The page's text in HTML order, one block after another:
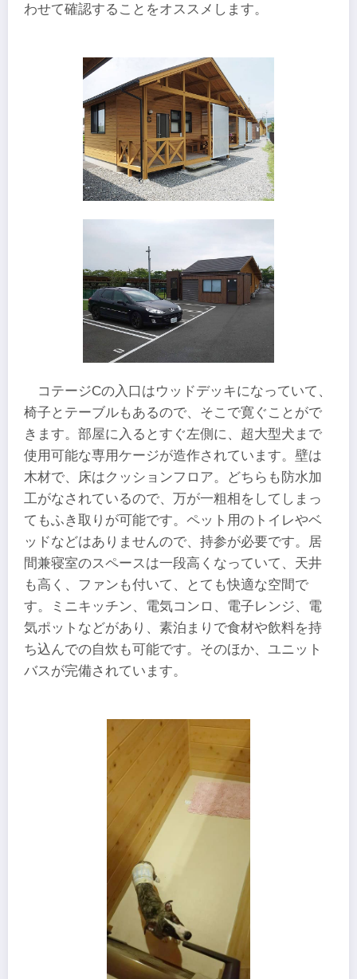
わせて確認することをオススメします。
コテージCの入口はウッドデッキになっていて、
椅子とテーブルもあるので、そこで寛ぐことがで
きます。部屋に入るとすぐ左側に、超大型犬まで
使用可能な専用ケージが造作されています。壁は
木材で、床はクッションフロア。どちらも防水加
工がなされているので、万が一粗相をしてしまっ
てもふき取りが可能です。ペット用のトイレやベ
ッドなどはありませんので、持参が必要です。居
間兼寝室のスペースは一段高くなっていて、天井
も高く、ファンも付いて、とても快適な空間で
す。ミニキッチン、電気コンロ、電子レンジ、電
気ポットなどがあり、素泊まりで食材や飲料を持
ち込んでの自炊も可能です。そのほか、ユニット
バスが完備されています。